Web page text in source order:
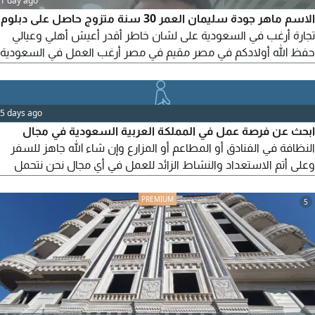
الاسم ماهر جودة سليمان العمر 30 سنة متزوج حاصل على دبلوم
تجارة أرغب في السعودية على لشان خاطر أقدر أعيش أهلي وعيالي
حفظ الله أولادكم في مصر مقيم في مصر أرغب العمل في السعودية
وتأجير شقق للبيع وأعرف كل شيء بنخل مثل التلقيح التفريط
التشويك التفريط الخرافه وازرع جميع الورقيات والخضروات وأجيد
قيادة لمن يرغب في عامل استقدام من مصر الى السعودية 5 days ago
ابحث عن فرصة عمل في المملكة العربية السعودية في مجال
النظافة في الفنادق أو المطاعم أو المزارع وإن شاء الله جاهز للسفر
وعلى أتم الاستعداد والنشاط الزائد للعمل في أي مجال نحن نتحمل
القدرة على العمل البدني لفترات ممتده مع الانتباه الدقيق لجميع
تفاصيل العمل مع التميز والدقة والسرعة في تنفيذ مهام العمل
الموكل بها بكل صدق وأمانة بفضل الله للتواصل
5